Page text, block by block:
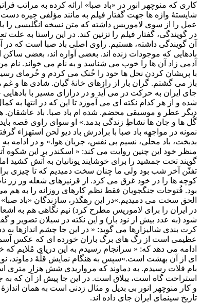
کاری که منوچهر انور در «باد صبا» ارائه کرده به مراتب
شایستۀ واژه ها جهت گفتار فیلم به مانند مؤلفی چیره
عمل را از سوی لاموریس داشته که متن نسخه انگلیسی
در گویندگی، گفتار فیلم را تزئین کند. در این راستا به
آن گویندگی داشته، هستیم. راوی اصلی باد صبا است که در
بادهایی که موجودات زنده اند. بعضی آواره اند، بعضی
آدمی زاد آن ها را خوب می شناسد و به نام می خواند. نام
با پریشان کردن نخل ها خود را خُنک می کردم و خُرمای
باز می گشتم. گران بار از رازهای خانۀ گیان. شادی ها و
جای ایران به حرکت در می آید و در درازای مسیر با بادهایی
شده و از هر کدام نکته ای می آموزد تا این که در انتها
دیگر عطر و موسیقی محضم. شده ام باد صبا. باد عاشقان.
گُل ها و جان ها نشاطِ زندگی بدمد.» او سوای راوی قصه
نمونه در مواجهه باد صبا با برادرش باد دیو لحن
بدبخت، باد محلّی، نسیم بی نفس، جریان هوا.» و در ادامه
منظر خود این چنین روایت می کند: « اسکندر بر این
گویند تخت جمشید را برای خوشایند یونانیان به آتش
تفنّن آخر شب بود ولی ما چنان سخت دمیدیم که تا چیزی
کوچه ها را در خود غرق می کرد. از قرنیزهای شعله ور
بود. فُتوحات جنگجویان فقط نظم کارهای روزانه را به
الحق سخت می دمیدیم.»در این رهگذر، سازندگان «باد
در ایران را برای لاموریس مطرح کرد) نیم نگاهی هم به
شود (به عدد بیش از نود بار) و این نکته در سیلان تصویر
کرت بندی شالیزارها می گوید: « در این جا چشم اندازها به
عظیمی است از رگ های برگ باران خورده ای که عکس
ادامه می دهد که: « سرانجام رسیدم به این دریای مُلایم
ای از آن بهشت است.»سپس به هنگام نمایش قلّۀ دماوند،
بام فلات رسیدم. به دماوند که مرواریدی شش هزار متری
استراحت گاه است، ییلاق است. در این جا پیش از آن که
و کار منوچهر انور بی بدیل و مثال زدنی است به همان
تاریخ سینمای ایران جای داده اند.